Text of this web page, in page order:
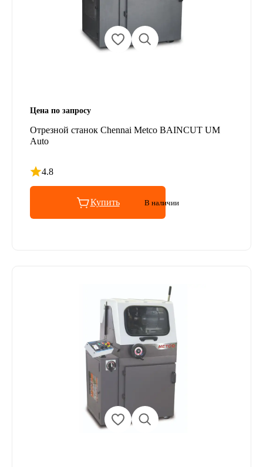
Цена по запросу
Отрезной станок Chennai Metco BAINCUT UM
Auto
4.8
Рейтинг 4.8 из 5
Купить В наличии